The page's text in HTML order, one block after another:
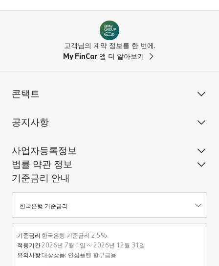
고객님의 계약 정보를 한 번에.
My FinCar 앱 더 알아보기
콘택트
공지사항
사업자등록정보
법률 약관 정보
기준금리 안내
기준금리안내
한국은행 기준금리
기준금리 한국은행 기준금리 2.5%
적용기간2026년 7월 1일 ~ 2026년 12월 31일
유의사항대상상품: 안심플랜 할부금융